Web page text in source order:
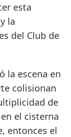
esta
la
del Club de
la escena en
colisionan
de
el cisterna
entonces el